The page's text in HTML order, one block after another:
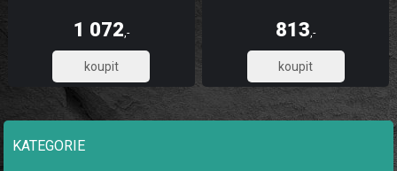
díky UV digitálnímu tisku. Skládá se
1 072,-
885,95
díky UV digitálnímu tisku. Skládá se
813,-
671,90
KATEGORIE